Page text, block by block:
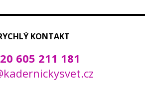
KONTAKT
605 211 181